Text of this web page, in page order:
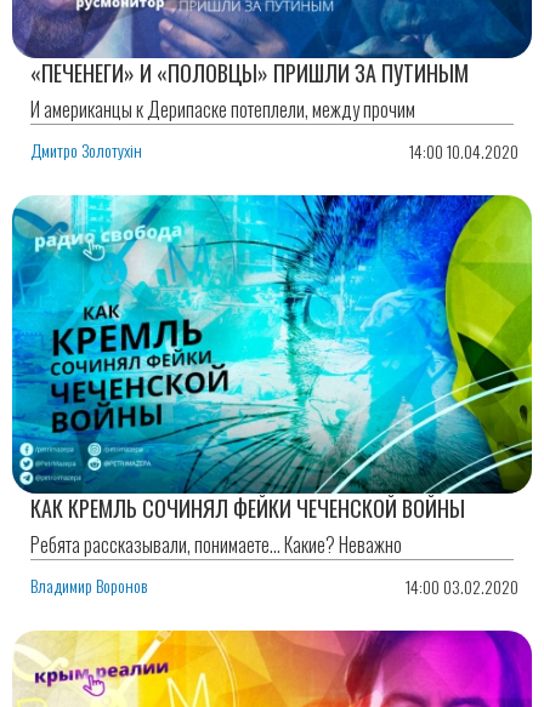
«ПЕЧЕНЕГИ» И «ПОЛОВЦЫ» ПРИШЛИ ЗА ПУТИНЫМ
И американцы к Дерипаске потеплели, между прочим
Дмитро Золотухін 14:00 10.04.2020
КАК КРЕМЛЬ СОЧИНЯЛ ФЕЙКИ ЧЕЧЕНСКОЙ ВОЙНЫ
Ребята рассказывали, понимаете... Какие? Неважно
Владимир Воронов 14:00 03.02.2020